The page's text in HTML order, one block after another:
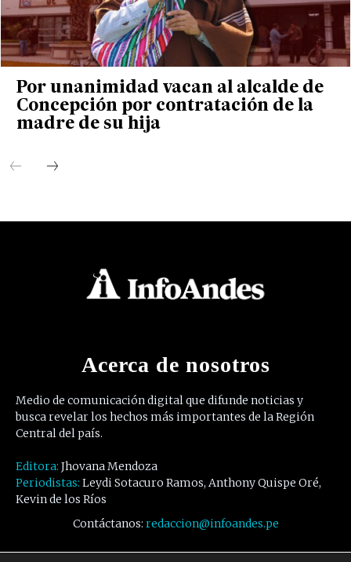
Por unanimidad vacan al alcalde de
Concepción por contratación de la
madre de su hija
Acerca de nosotros
Medio de comunicación digital que difunde noticias y
busca revelar los hechos más importantes de la Región
Central del país.
Editora: Jhovana Mendoza
Periodistas: Leydi Sotacuro Ramos, Anthony Quispe Oré,
Kevin de los Ríos
Contáctanos: redaccion@infoandes.pe